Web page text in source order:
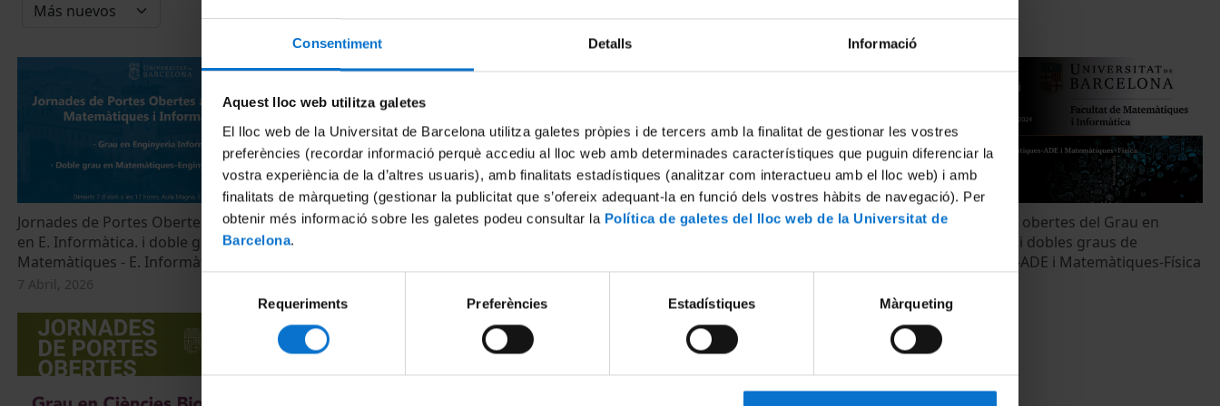
Consentiment Detalls Informació
Aquest lloc web utilitza galetes
El lloc web de la Universitat de Barcelona utilitza galetes pròpies i de tercers amb la finalitat de gestionar les vostres
preferències (recordar informació perquè accediu al lloc web amb determinades característiques que puguin diferenciar la
vostra experiència de la d’altres usuaris), amb finalitats estadístiques (analitzar com interactueu amb el lloc web) i amb
finalitats de màrqueting (gestionar la publicitat que s’ofereix adequant-la en funció dels vostres hàbits de navegació). Per
obtenir més informació sobre les galetes podeu consultar la Política de galetes del lloc web de la Universitat de
Barcelona.
consentiment
Requeriments Preferències Estadístiques Màrqueting
Jornades de Portes Obertes 2026. Grau
en E. Informàtica. i doble grau en
Matemàtiques - E. Informàtica
7 Abril, 2026
Jornades de Portes Obertes 2026. Grau
Jornada de portes obertes del Grau en
Jornada portes obertes del Grau en
Matemàtiques i dobles graus de
Matemàtiques-ADE i Matemàtiques-Física